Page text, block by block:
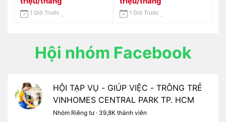
1 Giờ Trước 1 Giờ Trước
Hội nhóm Facebook
HỘI TẠP VỤ - GIÚP VIỆC - TRÔNG TRẺ
VINHOMES CENTRAL PARK TP. HCM
Nhóm Riêng tư · 39,8K thành viên